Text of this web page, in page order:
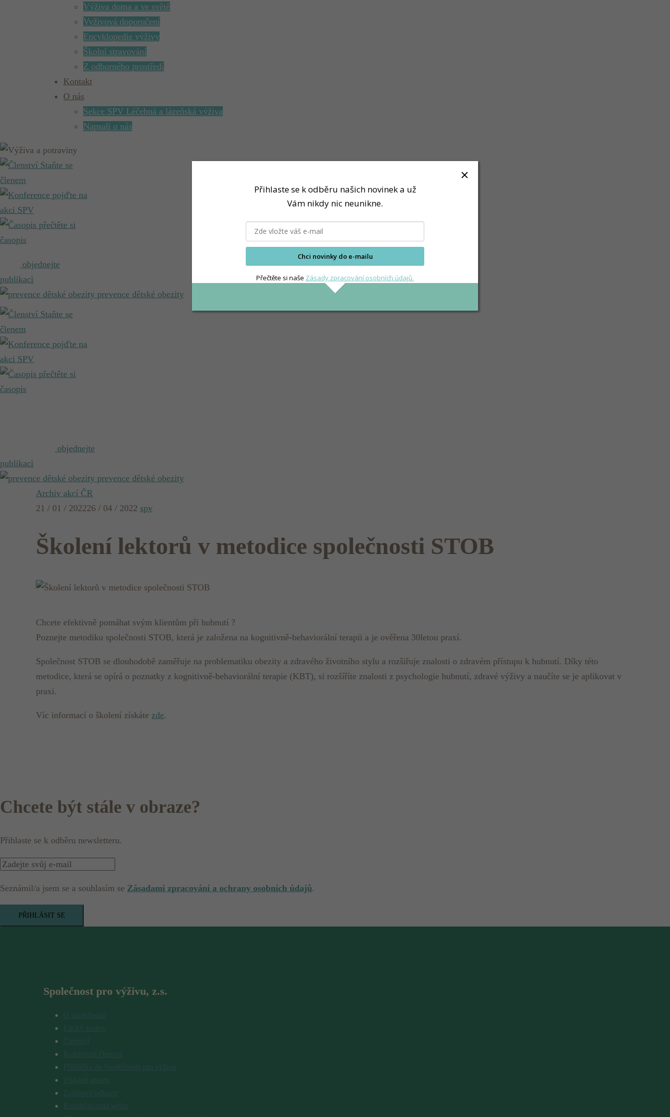
Výživa doma a ve světě
Vyživová doporučení
Encyklopedie výživy
Školní stravování
Z odborného prostředí
Kontakt
O nás
Sekce SPV Léčebná a lázeňská výživa
Napsali o nás
Staňte se
členem
pojďte na
akci SPV
přečtěte si
časopis
objednejte
publikaci
prevence dětské obezity
Staňte se
členem
pojďte na
akci SPV
přečtěte si
časopis
objednejte
publikaci
prevence dětské obezity
Archiv akcí ČR
21 / 01 / 202226 / 04 / 2022 spv
Školení lektorů v metodice společnosti STOB
Chcete efektivně pomáhat svým klientům při hubnutí ?
Poznejte metodiku společnosti STOB, která je založena na kognitivně-behaviorální terapii a je ověřena 30letou praxí.
Společnost STOB se dlouhodobě zaměřuje na problematiku obezity a zdravého životního stylu a rozšiřuje znalosti o zdravém přístupu k hubnutí. Díky této
metodice, která se opírá o poznatky z kognitivně-behaviorální terapie (KBT), si rozšíříte znalosti z psychologie hubnutí, zdravé výživy a naučíte se je aplikovat v
praxi.
Víc informací o školení získáte zde.
Chcete být stále v obraze?
Přihlaste se k odběru newsletteru.
Seznámil/a jsem se a souhlasím se Zásadami zpracování a ochrany osobních údajů.
PŘIHLÁSIT SE
Společnost pro výživu, z.s.
Přihlaste se k odběru našich novinek a už
Vám nikdy nic neunikne.
Chci novinky do e-mailu
Přečtěte si naše Zásady zpracování osobních údajů.